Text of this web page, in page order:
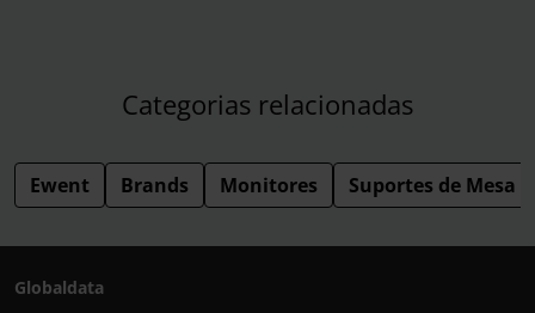
Categorias relacionadas
Ewent Brands Monitores Suportes de Mesa
Globaldata